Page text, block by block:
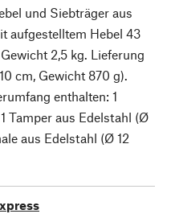
und Siebträger aus
aufgestelltem Hebel 43
2,5 kg. Lieferung
cm, Gewicht 870 g).
enthalten: 1
Tamper aus Edelstahl (Ø
aus Edelstahl (Ø 12